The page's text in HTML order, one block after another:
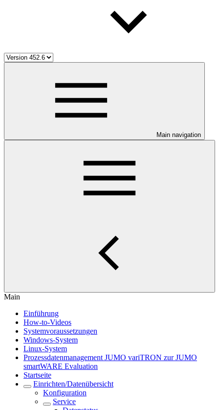
Main navigation
Main
Einführung
How-to-Videos
Systemvoraussetzungen
Windows-System
Linux-System
Prozessdatenmanagement JUMO variTRON zur JUMO
smartWARE Evaluation
Startseite
Einrichten/Datenübersicht
Konfiguration
Service